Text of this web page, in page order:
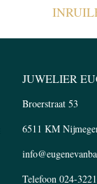
JUWELIER
Broerstraat 53
6511 KM
Telefoon 024-